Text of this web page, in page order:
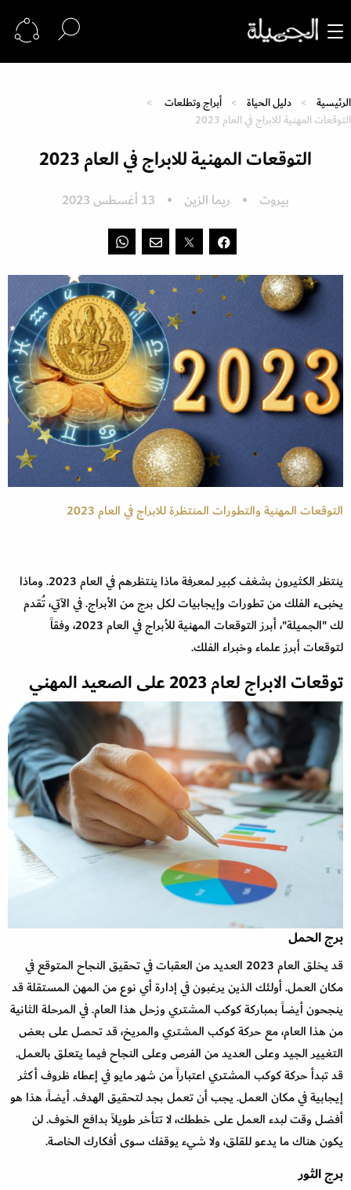
الرئيسية دليل الحياة
أبراج وتطلعات
التوقعات المهنية للابراج في العام 2023
التوقعات المهنية للابراج في العام 2023
بيروت ريما الزين 13 أغسطس 2023
التوقعات المهنية والتطورات المنتظرة للابراج في العام 2023
ينتظر الكثيرون بشغف كبير لمعرفة ماذا ينتظرهم في العام 2023. وماذا
يخبىء الفلك من تطورات وإيجابيات لكل برج من الأبراج. في الآتي، تُقدم
لك "الجميلة"، أبرز التوقعات المهنية للأبراج في العام 2023، وفقاً
لتوقعات أبرز علماء وخبراء الفلك.
توقعات الابراج لعام 2023 على الصعيد المهني
برج الحمل
قد يخلق العام 2023 العديد من العقبات في تحقيق النجاح المتوقع في
مكان العمل. أولئك الذين يرغبون في إدارة أي نوع من المهن المستقلة قد
ينجحون أيضاً بمباركة كوكب المشتري وزحل هذا العام. في المرحلة الثانية
من هذا العام، مع حركة كوكب المشتري والمريخ، قد تحصل على بعض
التغيير الجيد وعلى العديد من الفرص وعلى النجاح فيما يتعلق بالعمل.
قد تبدأ حركة كوكب المشتري اعتباراً من شهر مايو في إعطاء ظروف أكثر
إيجابية في مكان العمل. يجب أن تعمل بجد لتحقيق الهدف. أيضاً، هذا هو
أفضل وقت لبدء العمل على خططك، لا تتأخر طويلاً بدافع الخوف. لن
يكون هناك ما يدعو للقلق، ولا شيء يوقفك سوى أفكارك الخاصة.
برج الثور